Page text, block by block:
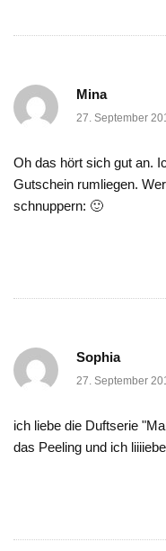
Mina
27. September
Oh das hört sich gut an.
Gutschein rumliegen.
schnuppern: 🙂
Sophia
27. September
ich liebe die Duftserie
das Peeling und ich